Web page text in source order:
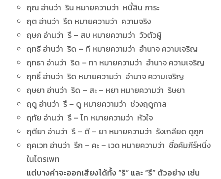
ฤณ อ่านว่า ริน หมายความว่า หนี้สิน ภาระ
ฤต อ่านว่า รึด หมายความว่า ความจริง
ฤษภ อ่านว่า รึ – สบ หมายความว่า วัวตัวผู้
ฤทธี อ่านว่า ริด – ที หมายความว่า อำนาจ ความเจริญ
ฤทธา อ่านว่า ริด – ทา หมายความว่า อำนาจ ความเจริญ
ฤทธิ์ อ่านว่า ริด หมายความว่า อำนาจ ความเจริญ
ฤษยา อ่านว่า ริด – สะ – หยา หมายความว่า ริษยา
ฤดู อ่านว่า รึ – ดู หมายความว่า ช่วงฤดูกาล
ฤทัย อ่านว่า รึ – ไท หมายความว่า หัวใจ
ฤตียา อ่านว่า รึ – ตี – ยา หมายความว่า รังเกลียด ดูถูก
ฤคเวท อ่านว่า รึก – คะ – เวด หมายความว่า ชื่อคัมภีร์หนึ่ง
ในไตรเพท
แต่บางคำจะออกเสียงได้ทั้ง “ริ” และ “รึ” ตัวอย่าง เช่น